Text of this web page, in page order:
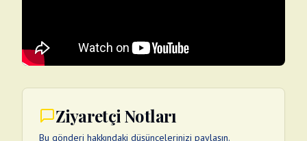
Ziyaretçi Notları
Bu gönderi hakkındaki düşüncelerinizi paylaşın.